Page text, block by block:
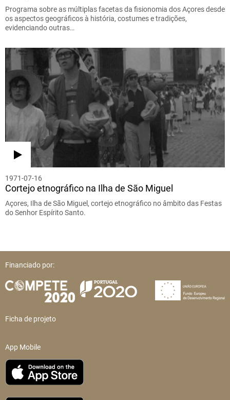
Programa sobre as múltiplas facetas da fisionomia dos Açores desde
os aspectos geográficos à história, costumes e tradições,
evidenciando outras…
1971-07-16
Cortejo etnográfico na Ilha de São Miguel
Açores, Ilha de São Miguel, cortejo etnográfico no âmbito das Festas
do Senhor Espírito Santo.
Financiado por:
Ficha de projeto
App Mobile